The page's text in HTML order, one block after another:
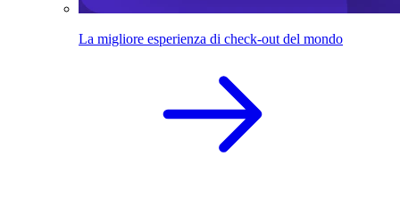
La migliore esperienza di check-out del mondo